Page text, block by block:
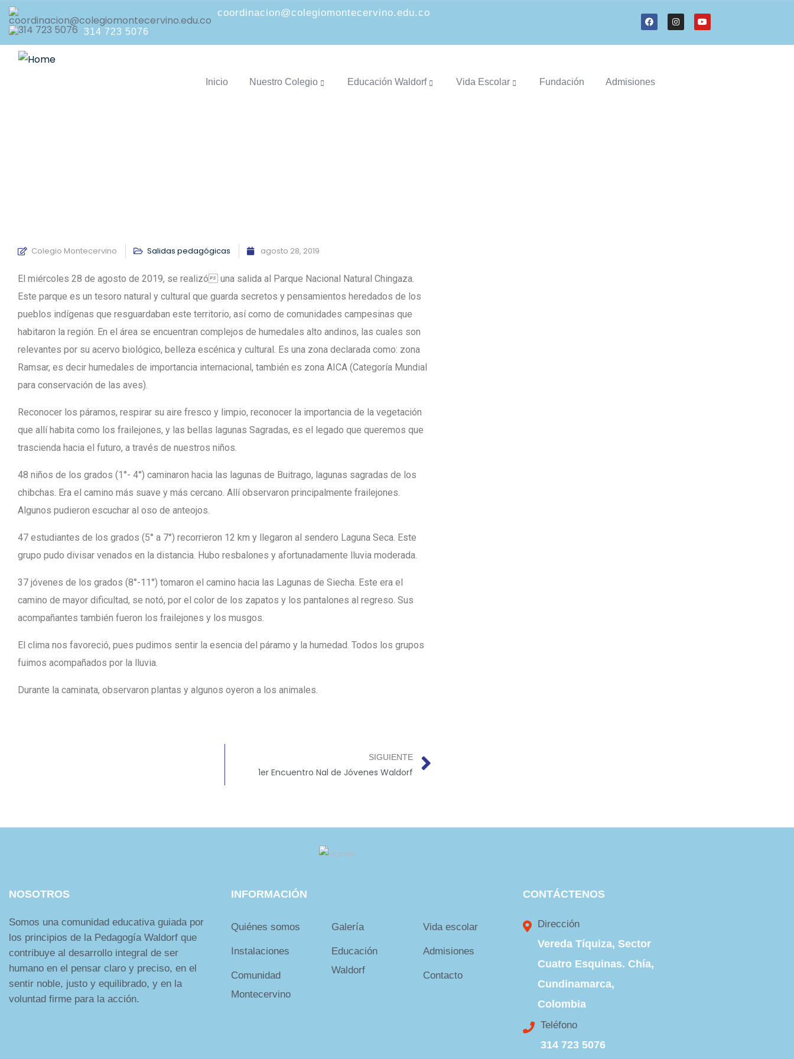
coordinacion@colegiomontecervino.edu.co
314 723 5076
Inicio Nuestro Colegio Educación Waldorf Vida Escolar Fundación Admisiones
Colegio Montecervino Salidas pedagógicas agosto 28, 2019
El miércoles 28 de agosto de 2019, se realizó una salida al Parque Nacional Natural Chingaza.
Este parque es un tesoro natural y cultural que guarda secretos y pensamientos heredados de los
pueblos indígenas que resguardaban este territorio, así como de comunidades campesinas que
habitaron la región. En el área se encuentran complejos de humedales alto andinos, las cuales son
relevantes por su acervo biológico, belleza escénica y cultural. Es una zona declarada como: zona
Ramsar, es decir humedales de importancia internacional, también es zona AICA (Categoría Mundial
para conservación de las aves).
Reconocer los páramos, respirar su aire fresco y limpio, reconocer la importancia de la vegetación
que allí habita como los frailejones, y las bellas lagunas Sagradas, es el legado que queremos que
trascienda hacia el futuro, a través de nuestros niños.
48 niños de los grados (1°- 4°) caminaron hacia las lagunas de Buitrago, lagunas sagradas de los
chibchas. Era el camino más suave y más cercano. Allí observaron principalmente frailejones.
Algunos pudieron escuchar al oso de anteojos.
47 estudiantes de los grados (5° a 7°) recorrieron 12 km y llegaron al sendero Laguna Seca. Este
grupo pudo divisar venados en la distancia. Hubo resbalones y afortunadamente lluvia moderada.
37 jóvenes de los grados (8°-11°) tomaron el camino hacia las Lagunas de Siecha. Este era el
camino de mayor dificultad, se notó, por el color de los zapatos y los pantalones al regreso. Sus
acompañantes también fueron los frailejones y los musgos.
El clima nos favoreció, pues pudimos sentir la esencia del páramo y la humedad. Todos los grupos
fuimos acompañados por la lluvia.
Durante la caminata, observaron plantas y algunos oyeron a los animales.
SIGUIENTE
1er Encuentro Nal de Jóvenes Waldorf
NOSOTROS
Somos una comunidad educativa guiada por
los principios de la Pedagogía Waldorf que
contribuye al desarrollo integral de ser
humano en el pensar claro y preciso, en el
sentir noble, justo y equilibrado, y en la
voluntad firme para la acción.
INFORMACIÓN
Quiénes somos
Instalaciones
Comunidad
Montecervino
Galería
Educación
Waldorf
Vida escolar
Admisiones
Contacto
CONTÁCTENOS
Dirección
Vereda Tíquiza, Sector
Cuatro Esquinas. Chía,
Cundinamarca,
Colombia
Teléfono
314 723 5076